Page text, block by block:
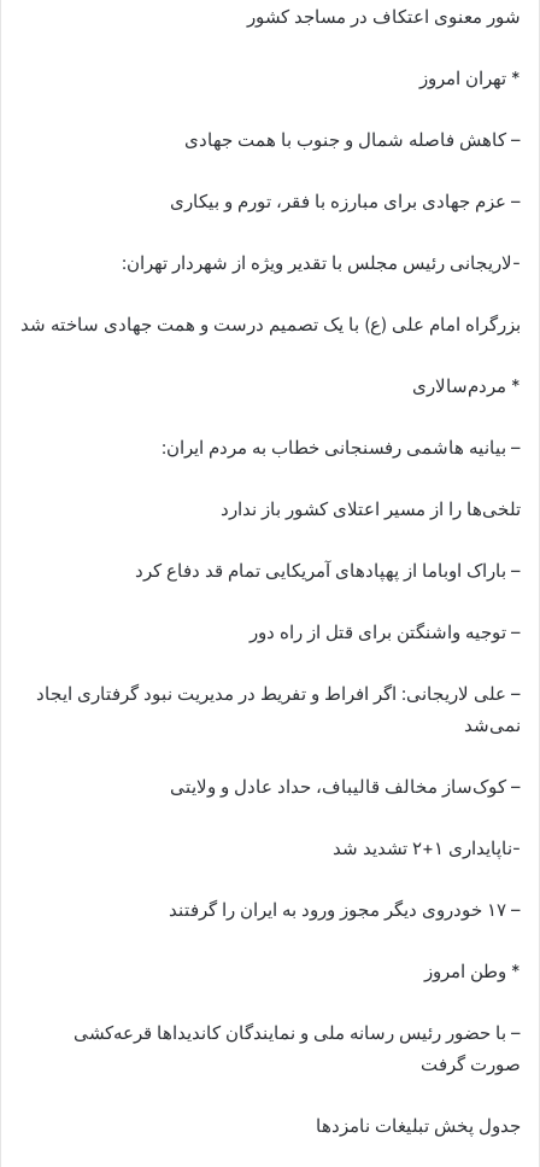
شور معنوی اعتکاف در مساجد کشور
* تهران امروز
– کاهش فاصله شمال و جنوب با همت جهادی
– عزم جهادی برای مبارزه با فقر، تورم و بیکاری
-لاریجانی رئیس مجلس با تقدیر ویژه از شهردار تهران:
بزرگراه امام علی (ع) با یک تصمیم درست و همت جهادی ساخته شد
* مردم‌سالاری
– بیانیه هاشمی رفسنجانی خطاب به مردم ایران:
تلخی‌ها را از مسیر اعتلای کشور باز ندارد
– باراک اوباما از پهپادهای آمریکایی تمام قد دفاع کرد
– توجیه واشنگتن برای قتل از راه دور
– علی لاریجانی: اگر افراط و تفریط در مدیریت نبود گرفتاری ایجاد
نمی‌شد
– کوک‌ساز مخالف قالیباف، حداد عادل و ولایتی
-ناپایداری ۱+۲ تشدید شد
– ۱۷ خودروی دیگر مجوز ورود به ایران را گرفتند
* وطن امروز
– با حضور رئیس رسانه ملی و نمایندگان کاندیداها قرعه‌کشی
صورت گرفت
جدول پخش تبلیغات نامزدها